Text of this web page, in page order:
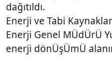
dağıtıldı.
Enerji ve Tabi
Enerji Genel MÜdÜrÜ
enerji dönÜşÜmÜ